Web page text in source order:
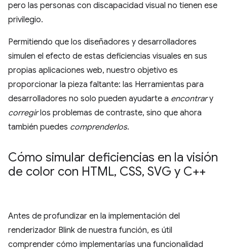
pero las personas con discapacidad visual no tienen ese
privilegio.
Permitiendo que los diseñadores y desarrolladores
simulen el efecto de estas deficiencias visuales en sus
propias aplicaciones web, nuestro objetivo es
proporcionar la pieza faltante: las Herramientas para
desarrolladores no solo pueden ayudarte a encontrary
corregirlos problemas de contraste, sino que ahora
también puedes comprenderlos.
Cómo simular deficiencias en la visión
de color con HTML, CSS, SVG y C++
Antes de profundizar en la implementación del
renderizador Blink de nuestra función, es útil
comprender cómo implementarías una funcionalidad